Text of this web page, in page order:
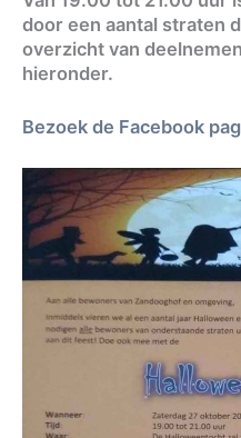
door een aantal straten
overzicht van
hieronder.
Bezoek de Facebook